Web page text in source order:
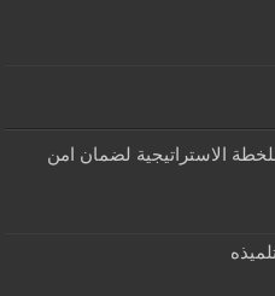
الاستراتيجية لضمان امن